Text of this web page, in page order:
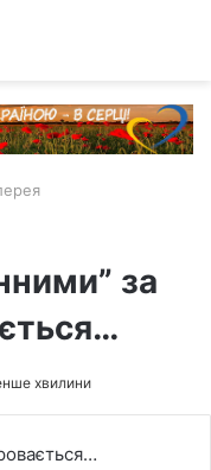
за
хвилини